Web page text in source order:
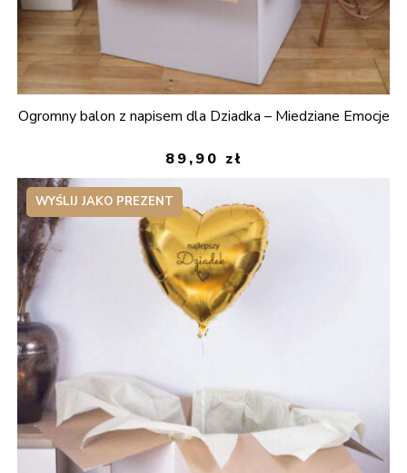
Ogromny balon z napisem dla Dziadka – Miedziane Emocje
89,90 zł
WYŚLIJ JAKO PREZENT